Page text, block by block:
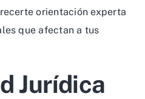
orientación experta
que afectan a tus
Jurídica